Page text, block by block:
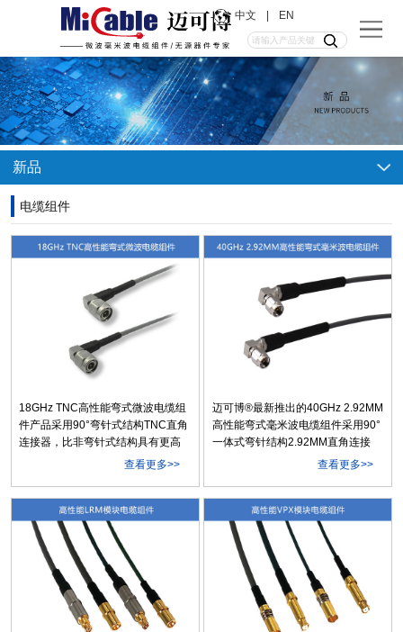
中文 | EN
新品
电缆组件
18GHz TNC高性能弯式微波电缆组
件产品采用90°弯针式结构TNC直角
连接器，比非弯针式结构具有更高
的工作频率与更佳的VSWR性能，
4.9mm)更具有衰减低、幅相稳定性
好的特点，适用于各类微波设备、
测试仪器、模块之间的连接。
查看更多>>
迈可博®最新推出的40GHz 2.92MM
高性能弯式毫米波电缆组件采用90°
一体式弯针结构2.92MM直角连接
器，配接B02超低损耗稳相电缆(线
好，适用于各类微波毫米波设备、
测试仪器、模块之间的连接及相控
阵雷达与5G测试应用。
查看更多>>